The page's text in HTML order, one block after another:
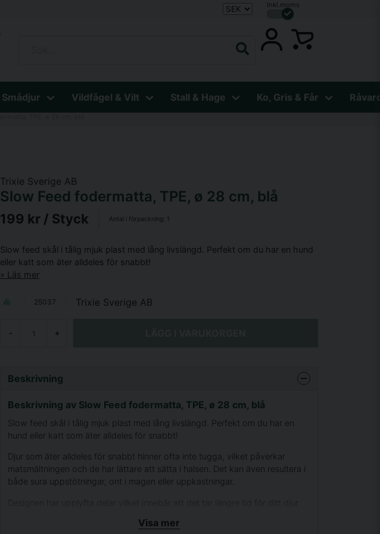
Inkl.moms
Smådjur Vildfågel & Vilt Stall & Hage Ko, Gris & Får
Trixie Sverige AB
Slow Feed fodermatta, TPE, ø 28 cm, blå
199 kr / Styck Antal i förpackning: 1
Slow feed skål i tålig mjuk plast med lång livslängd. Perfekt om du har en hund
eller katt som äter alldeles för snabbt!
Läs mer
25037 Trixie Sverige AB
- +
Beskrivning
Beskrivning av Slow Feed fodermatta, TPE, ø 28 cm, blå
Slow feed skål i tålig mjuk plast med lång livslängd. Perfekt om du har en
hund eller katt som äter alldeles för snabbt!
Djur som äter alldeles för snabbt hinner ofta inte tugga, vilket påverkar
matsmältningen och de har lättare att sätta i halsen. Det kan även resultera i
både sura uppstötningar, ont i magen eller uppkastningar.
även att den passar lika bra för torrfoder som för våtmat och färskfoder.
Visa mer